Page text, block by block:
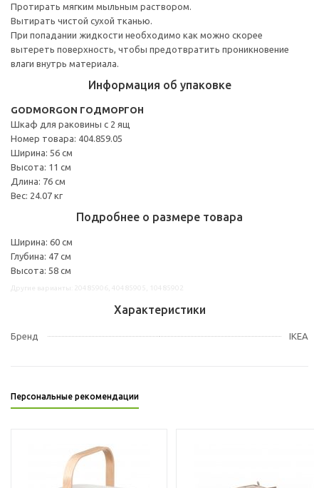
Протирать мягким мыльным раствором.
Вытирать чистой сухой тканью.
При попадании жидкости необходимо как можно скорее
вытереть поверхность, чтобы предотвратить проникновение
влаги внутрь материала.
Информация об упаковке
GODMORGON ГОДМОРГОН
Шкаф для раковины с 2 ящ
Номер товара: 404.859.05
Ширина: 56 см
Высота: 11 см
Длина: 76 см
Вес: 24.07 кг
Подробнее о размере товара
Ширина: 60 см
Глубина: 47 см
Высота: 58 см
Характеристики
Бренд IKEA
Персональные рекомендации